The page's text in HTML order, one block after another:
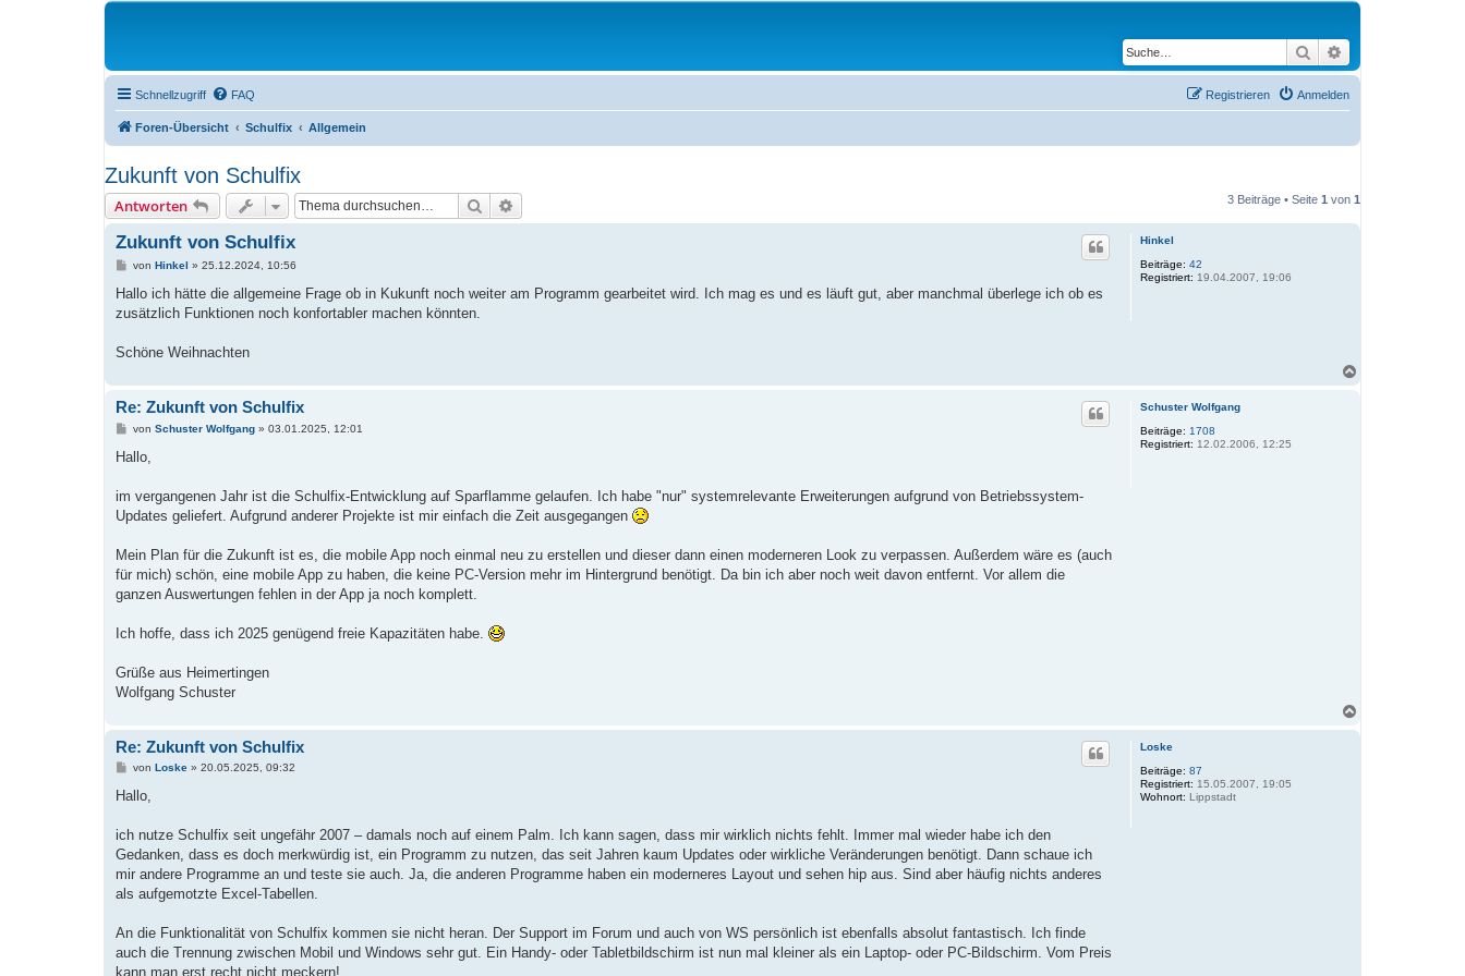
Suche
Schnellzugriff FAQ Anmelden
Registrieren
Foren-Übersicht Schulfix Allgemein
Zukunft von Schulfix
Antworten Suche 3 Beiträge • Seite 1 von 1
Hinkel
Beiträge: 42
Registriert: 19.04.2007, 19:06
Zukunft von Schulfix
B
i
r
von Hinkel » 25.12.2024, 10:56
Hallo ich hätte die allgemeine Frage ob in Kukunft noch weiter am Programm gearbeitet wird. Ich mag es und es läuft gut, aber manchmal überlege ich ob es
zusätzlich Funktionen noch konfortabler machen könnten.
Schöne Weihnachten
Schuster Wolfgang
Beiträge: 1708
Registriert: 12.02.2006, 12:25
Re: Zukunft von Schulfix
B
i
a
von Schuster Wolfgang» 03.01.2025, 12:01
Hallo,
im vergangenen Jahr ist die Schulfix-Entwicklung auf Sparflamme gelaufen. Ich habe "nur" systemrelevante Erweiterungen aufgrund von Betriebssystem-
Updates geliefert. Aufgrund anderer Projekte ist mir einfach die Zeit ausgegangen
Mein Plan für die Zukunft ist es, die mobile App noch einmal neu zu erstellen und dieser dann einen moderneren Look zu verpassen. Außerdem wäre es (auch
für mich) schön, eine mobile App zu haben, die keine PC-Version mehr im Hintergrund benötigt. Da bin ich aber noch weit davon entfernt. Vor allem die
ganzen Auswertungen fehlen in der App ja noch komplett.
Ich hoffe, dass ich 2025 genügend freie Kapazitäten habe.
Grüße aus Heimertingen
Wolfgang Schuster
Loske
Beiträge: 87
Registriert: 15.05.2007, 19:05
Wohnort: Lippstadt
Re: Zukunft von Schulfix
B
i
a
von Loske» 20.05.2025, 09:32
Hallo,
ich nutze Schulfix seit ungefähr 2007 – damals noch auf einem Palm. Ich kann sagen, dass mir wirklich nichts fehlt. Immer mal wieder habe ich den
Gedanken, dass es doch merkwürdig ist, ein Programm zu nutzen, das seit Jahren kaum Updates oder wirkliche Veränderungen benötigt. Dann schaue ich
mir andere Programme an und teste sie auch. Ja, die anderen Programme haben ein moderneres Layout und sehen hip aus. Sind aber häufig nichts anderes
als aufgemotzte Excel-Tabellen.
An die Funktionalität von Schulfix kommen sie nicht heran. Der Support im Forum und auch von WS persönlich ist ebenfalls absolut fantastisch. Ich finde
auch die Trennung zwischen Mobil und Windows sehr gut. Ein Handy- oder Tabletbildschirm ist nun mal kleiner als ein Laptop- oder PC-Bildschirm. Vom Preis
kann man erst recht nicht meckern!